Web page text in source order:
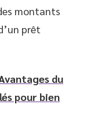
montants
prêt
du
pour bien